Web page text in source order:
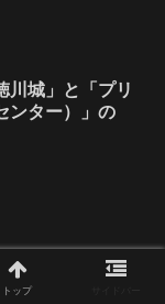
川城」と「プリ
ンター）」の
トップ